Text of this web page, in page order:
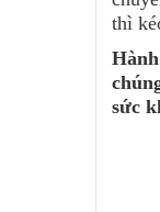
thì
sức